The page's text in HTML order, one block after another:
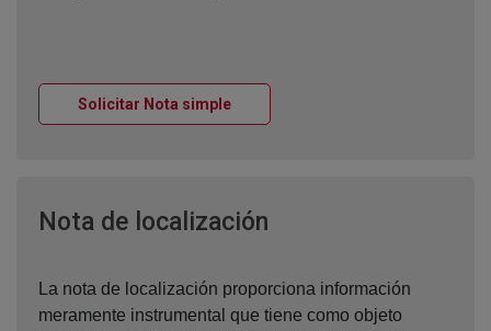
Solicitar Nota simpleVentana nueva
Nota de localización
La nota de localización proporciona información
meramente instrumental que tiene como objeto